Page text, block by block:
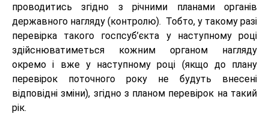
проводитись згідно з річними планами органів
державного нагляду (контролю). Тобто, у такому разі
перевірка такого госпсуб’єкта у наступному році
здійснюватиметься кожним органом нагляду
окремо і вже у наступному році (якщо до плану
перевірок поточного року не будуть внесені
відповідні зміни), згідно з планом перевірок на такий
рік.